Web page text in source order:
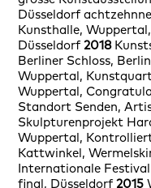
Düsseldorf
Kunsthalle,
Düsseldorf2018
Berliner Schloss,
Wuppertal,
Wuppertal,
Standort Senden,
Skulpturenprojekt
Wuppertal,
Kattwinkel,
Internationale
final, Düsseldorf2015